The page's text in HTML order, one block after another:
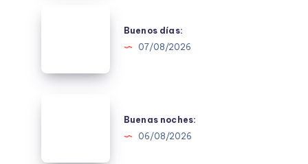
Buenos días:
07/08/2026
Buenas noches:
06/08/2026